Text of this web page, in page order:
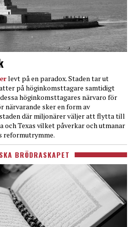
levt på en paradox. Staden tar ut
på höginkomsttagare samtidigt
höginkomsttagares närvaro för
närvarande sker en form av
där miljonärer väljer att flytta till
Texas vilket påverkar och utmanar
reformutrymme.
BRÖDRASKAPET